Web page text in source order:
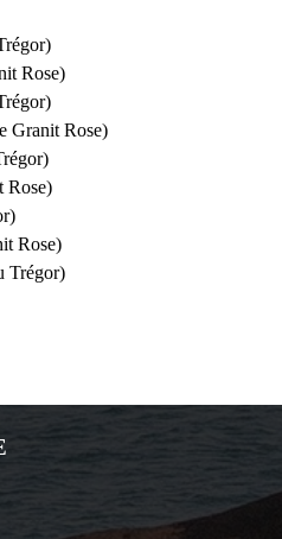
Rose)
Granit Rose)
Rose)
Rose)
Trégor)